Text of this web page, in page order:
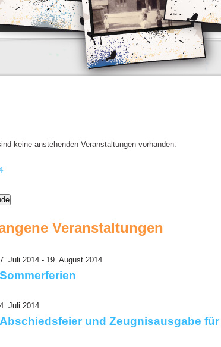
keine anstehenden Veranstaltungen vorhanden.
Veranstaltungen
7. Juli 2014- 19. August 2014
Sommerferien
4. Juli 2014
Abschiedsfeier und Zeugnisausgabe